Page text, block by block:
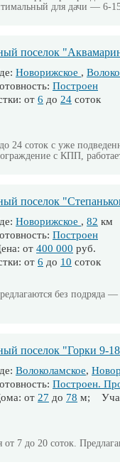
для дачи — 6-
поселок
Новорижское ,
Построен
от 6 до 24 соток
24 соток с уже
с КПП,
поселок
Новорижское , 82 км
Построен
от 400 000 руб.
от 6 до 10 соток
без
поселок "Горки 9-
Волоколамское,
Построен.
от 27 до 78 м;
от 7 до 20 соток.